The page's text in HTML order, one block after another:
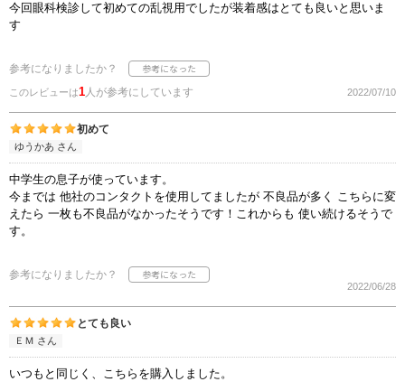
今回眼科検診して初めての乱視用でしたが装着感はとても良いと思いま
す
参考になりましたか？
このレビューは1人が参考にしています 2022/07/10
初めて
ゆうかあ さん
中学生の息子が使っています。
今までは 他社のコンタクトを使用してましたが 不良品が多く こちらに変
えたら 一枚も不良品がなかったそうです！これからも 使い続けるそうで
す。
参考になりましたか？
2022/06/28
とても良い
ＥＭ さん
いつもと同じく、こちらを購入しました。